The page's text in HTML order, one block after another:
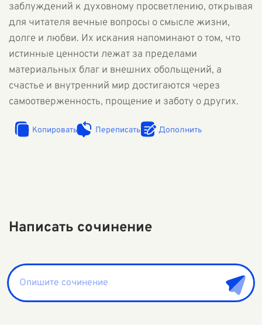
заблуждений к духовному просветлению, открывая
для читателя вечные вопросы о смысле жизни,
долге и любви. Их искания напоминают о том, что
истинные ценности лежат за пределами
материальных благ и внешних обольщений, а
счастье и внутренний мир достигаются через
самоотверженность, прощение и заботу о других.
Копировать Переписать Дополнить
Написать сочинение